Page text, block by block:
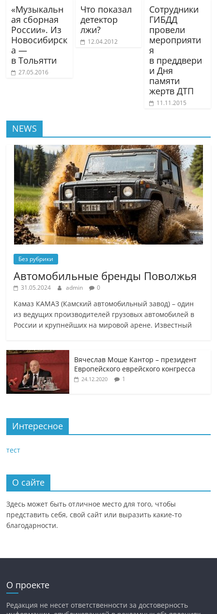
«Музыкальн
ая сборная
России». Из
Новосибирск
а —
в Тольятти
27.05.2016
Что показал
детектор
лжи?
12.04.2012
Сотрудники
ГИБДД
провели
мероприяти
я
в преддвери
и Дня
памяти
жертв ДТП
11.11.2015
NEWS
Без рубрики
Автомобильные бренды Поволжья
31.05.2024 admin 0
Камаз КАМАЗ (Камский автомобильный завод) – один
из ведущих производителей грузовых автомобилей в
России и крупнейших на мировой арене. Известный
Вячеслав Моше Кантор – президент
Европейского еврейского конгресса
24.12.2020 1
Интересное
тест
О сайте
Здесь может быть отличное место для того, чтобы
представить себя, свой сайт или выразить какие-то
благодарности.
О проекте
Редакция не несет ответственности за достоверность